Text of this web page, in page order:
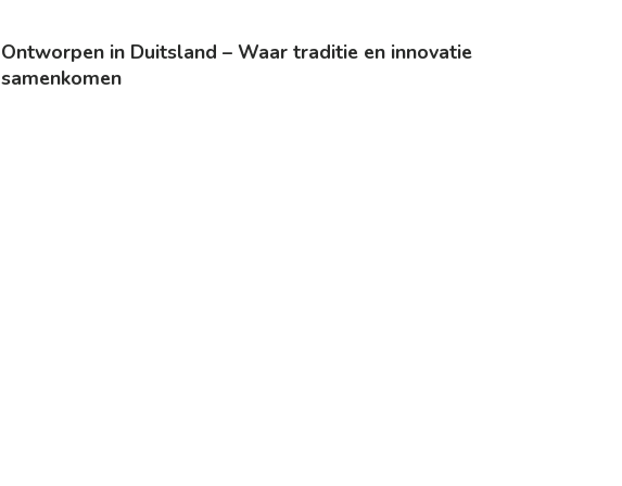
Ontworpen in Duitsland – Waar traditie en innovatie
samenkomen